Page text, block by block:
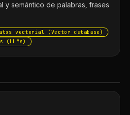
y semántico de palabras, frases
vectorial (Vector database)
(LLMs)